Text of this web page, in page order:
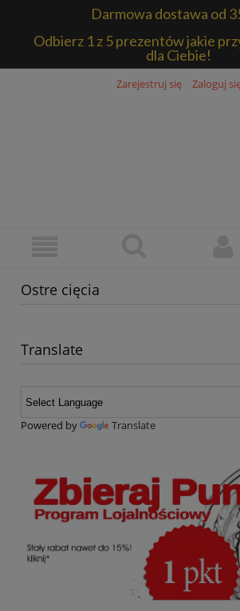
Darmowa dostawa od
Odbierz 1 z 5 prezentów jakie
dla Ciebie!
Zarejestruj się Zaloguj
Ostre cięcia
Translate
Powered by Translate